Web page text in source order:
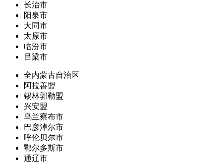
长治市
阳泉市
大同市
太原市
临汾市
吕梁市
全内蒙古自治区
阿拉善盟
锡林郭勒盟
兴安盟
乌兰察布市
巴彦淖尔市
呼伦贝尔市
鄂尔多斯市
通辽市